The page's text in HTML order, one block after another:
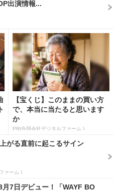
出演情報...
【宝くじ】このままの買い方
で、本当に当たると思います
か
PR(合同会社デジタルファーム )
がる直前に起こるサイン
ァーム )
月7日デビュー！「WAYF BO